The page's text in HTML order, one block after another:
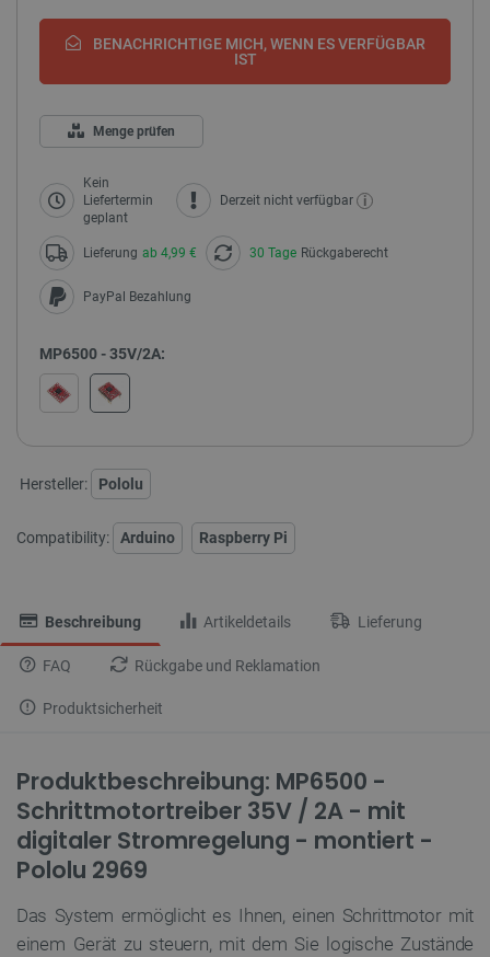
BENACHRICHTIGE MICH, WENN ES VERFÜGBAR
IST
Menge prüfen
Kein
Liefertermin
geplant
Derzeit nicht verfügbar i
Lieferung ab 4,99 € 30 Tage Rückgaberecht
PayPal Bezahlung
MP6500 - 35V/2A:
Hersteller: Pololu
Compatibility: Arduino Raspberry Pi
Beschreibung Artikeldetails Lieferung
FAQ Rückgabe und Reklamation
Produktsicherheit
Produktbeschreibung: MP6500 -
Schrittmotortreiber 35V / 2A - mit
digitaler Stromregelung - montiert -
Pololu 2969
Das System ermöglicht es Ihnen, einen Schrittmotor mit
einem Gerät zu steuern, mit dem Sie logische Zustände